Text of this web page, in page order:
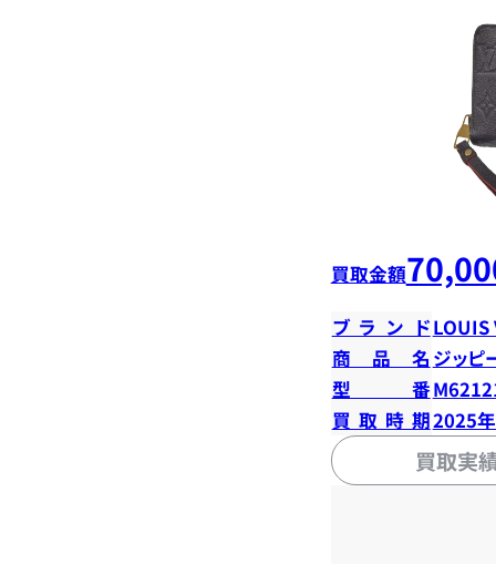
買取金額
ブランドLOUIS
商品名 ジッピ
型番
買取時期2025
買取実